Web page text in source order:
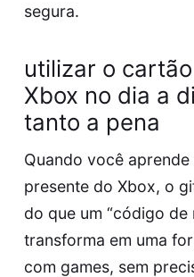
segura.
utilizar o
Xbox no dia a
tanto a pena
Quando você
presente do Xbox, o
do que um “código de
transforma em uma
com games, sem